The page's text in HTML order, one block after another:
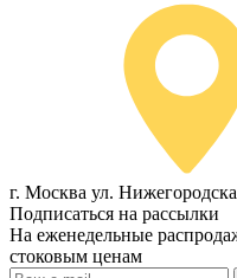
г. Москва ул.
Подписаться на рассылки
На еженедельные
стоковым ценам